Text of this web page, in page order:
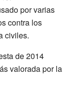
por varias
contra los
civiles.
de 2014
valorada por la